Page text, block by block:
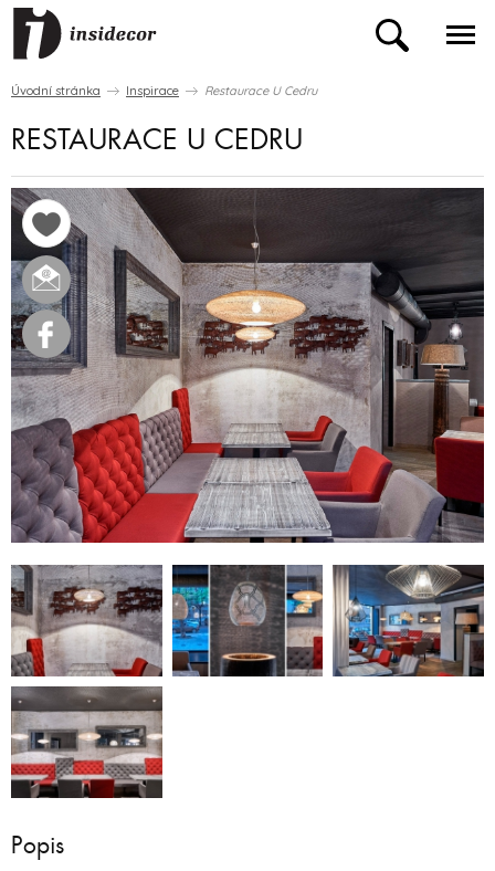
Úvodní stránka Inspirace Restaurace U Cedru
RESTAURACE U CEDRU
Popis